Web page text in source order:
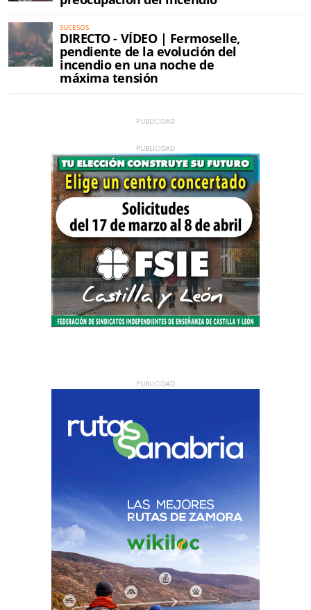
SUCESOS
DIRECTO - VÍDEO | Fermoselle,
pendiente de la evolución del
incendio en una noche de
máxima tensión